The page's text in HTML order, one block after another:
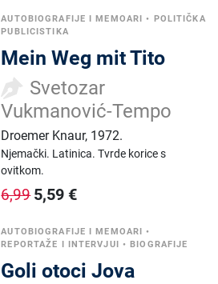
AUTOBIOGRAFIJE I MEMOARI • POLITIČKA
PUBLICISTIKA
Mein Weg mit Tito
Svetozar
Vukmanović-Tempo
Droemer Knaur, 1972.
Njemački. Latinica.Tvrde korice s
ovitkom.
6,99 5,59 €
AUTOBIOGRAFIJE I MEMOARI •
REPORTAŽE I INTERVJUI •BIOGRAFIJE
Goli otoci Jova